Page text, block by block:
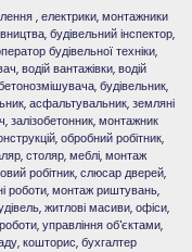
, електрики, монтажники
будівельний інспектор,
будівельної техніки,
водій вантажівки, водій
будівельник,
асфальтувальник, земляні
залізобетонник, монтажник
обробний робітник,
столяр, меблі, монтаж
робітник, слюсар дверей,
роботи, монтаж риштувань,
житлові масиви, офіси,
управління об'єктами,
кошторис, бухгалтер